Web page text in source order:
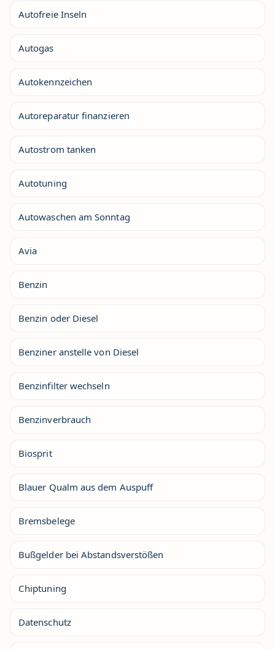
Autofreie Inseln
Autogas
Autokennzeichen
Autoreparatur finanzieren
Autostrom tanken
Autotuning
Autowaschen am Sonntag
Avia
Benzin
Benzin oder Diesel
Benziner anstelle von Diesel
Benzinfilter wechseln
Benzinverbrauch
Biosprit
Blauer Qualm aus dem Auspuff
Bremsbelege
Bußgelder bei Abstandsverstößen
Chiptuning
Datenschutz